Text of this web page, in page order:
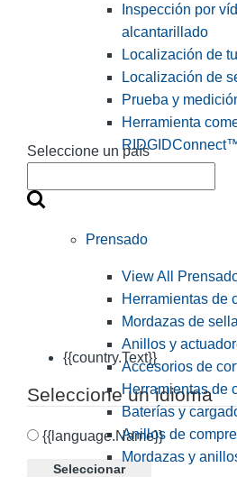
Seleccione un país
{{country.Text}}
Seleccione un idioma
{{language.Name}}
Seleccionar
Inspección por
alcantarillado
Localización de
Localización de
Prueba y
Herramienta
Prensado
View All
Herramientas de
Mordazas de
Anillos y
Accesorios de
Herramientas de
Baterías y
Anillos de
Mordazas y